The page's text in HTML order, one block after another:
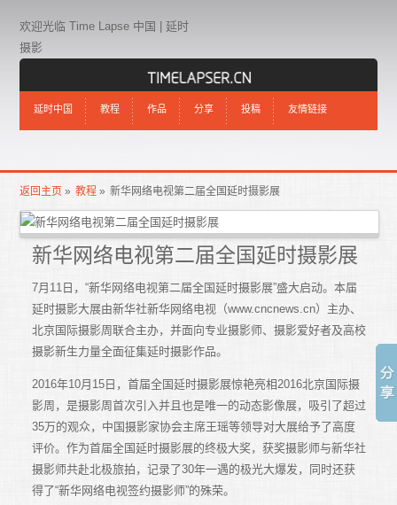
欢迎光临 Time Lapse 中国 | 延时
摄影
延时中国 教程 作品 分享 投稿 友情链接
返回主页 » 教程 » 新华网络电视第二届全国延时摄影展
新华网络电视第二届全国延时摄影展
7月11日，“新华网络电视第二届全国延时摄影展”盛大启动。本届
延时摄影大展由新华社新华网络电视（www.cncnews.cn）主办、
北京国际摄影周联合主办，并面向专业摄影师、摄影爱好者及高校
摄影新生力量全面征集延时摄影作品。
2016年10月15日，首届全国延时摄影展惊艳亮相2016北京国际摄
影周，是摄影周首次引入并且也是唯一的动态影像展，吸引了超过
35万的观众，中国摄影家协会主席王瑶等领导对大展给予了高度
评价。作为首届全国延时摄影展的终极大奖，获奖摄影师与新华社
摄影师共赴北极旅拍，记录了30年一遇的极光大爆发，同时还获
得了“新华网络电视签约摄影师”的殊荣。